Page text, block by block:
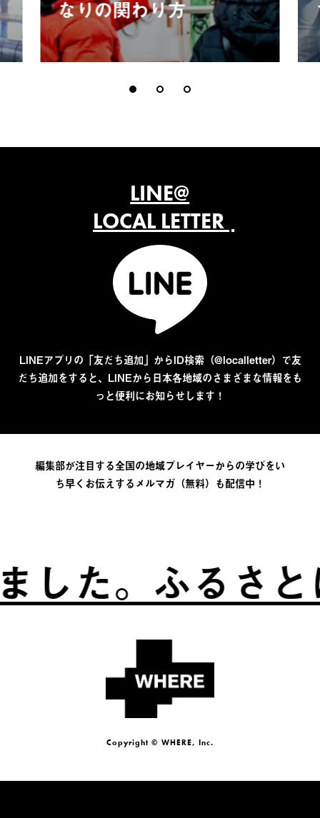
なりの関わり方
LINE@
LOCAL LETTER
LINEアプリの「友だち追加」からID検索（@localletter）で友
だち追加をすると、LINEから日本各地域のさまざまな情報をも
っと便利にお知らせします！
編集部が注目する全国の地域プレイヤーからの学びをい
ち早くお伝えするメルマガ（無料）も配信中！
ふるさとは、自
Copyright © WHERE, Inc.